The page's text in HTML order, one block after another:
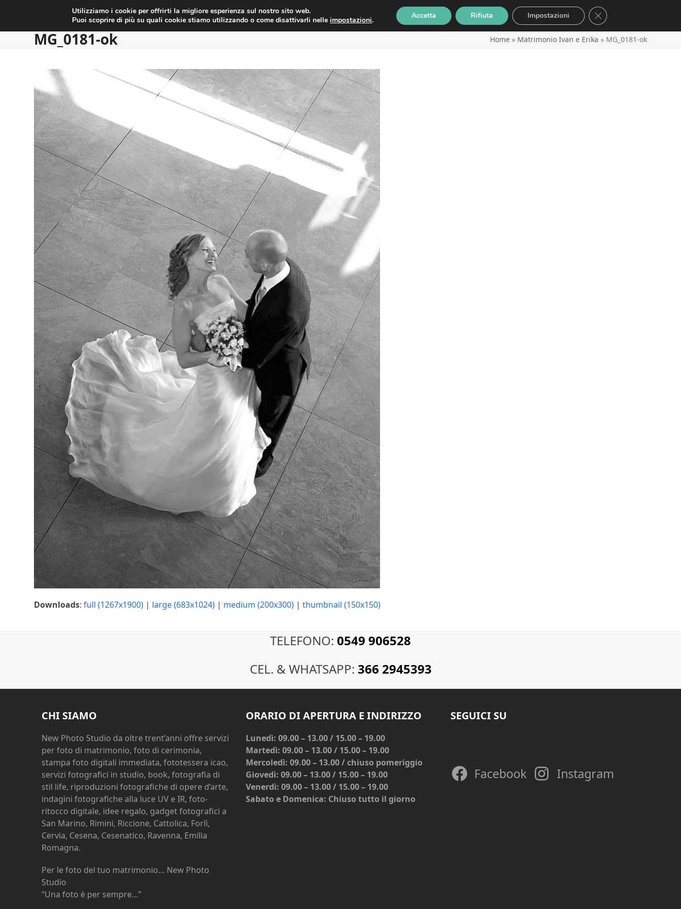
content MG_0181-ok Home» Matrimonio Ivan e Erika » MG_0181-ok
Downloads:full (1267x1900) | large (683x1024) | medium (200x300) |thumbnail (150x150)
TELEFONO: 0549 906528
CEL. & WHATSAPP: 366 2945393
CHI SIAMO
New Photo Studio da oltre trent’anni offre servizi
per foto di matrimonio, foto di cerimonia,
stampa foto digitali immediata, fototessera icao,
servizi fotografici in studio, book, fotografia di
stil life, riproduzioni fotografiche di opere d’arte,
indagini fotografiche alla luce UV e IR, foto-
ritocco digitale, idee regalo, gadget fotografici a
San Marino, Rimini, Riccione, Cattolica, Forlì,
Cervia, Cesena, Cesenatico, Ravenna, Emilia
Romagna.
Per le foto del tuo matrimonio… New Photo
Studio
“Una foto è per sempre…”
ORARIO DI APERTURA E INDIRIZZO
Lunedì: 09.00 – 13.00 / 15.00 – 19.00
Martedì: 09.00 – 13.00 / 15.00 – 19.00
Mercoledì: 09.00 – 13.00 / chiuso pomeriggio
Giovedì: 09.00 – 13.00 / 15.00 – 19.00
Venerdì: 09.00 – 13.00 / 15.00 – 19.00
Sabato e Domenica: Chiuso tutto il giorno
SEGUICI SU
Facebook Instagram
Utilizziamo i cookie per offrirti la migliore esperienza sul nostro sito web.
Puoi scoprire di più su quali cookie stiamo utilizzando o come disattivarli nelleimpostazioni. Accetta Rifiuta Impostazioni Close GDPR Cookie